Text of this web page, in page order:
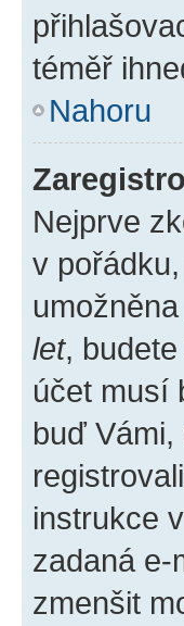
téměř
Nahoru
Nejprve
v
let,
účet musí
buď
instrukce
zadaná e-
zmenšit